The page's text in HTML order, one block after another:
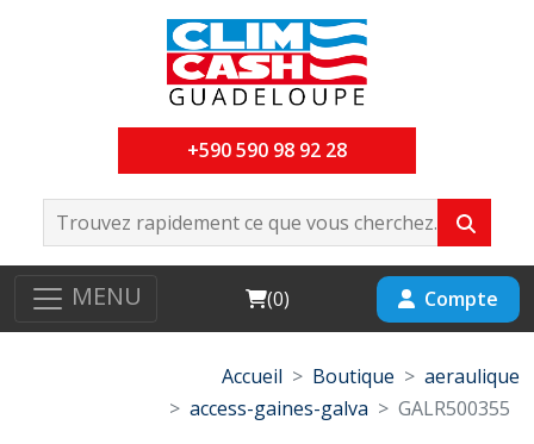
+590 590 98 92 28
MENU Cart
(0) Compte
Accueil Boutique
aeraulique
access-gaines-galva
GALR500355